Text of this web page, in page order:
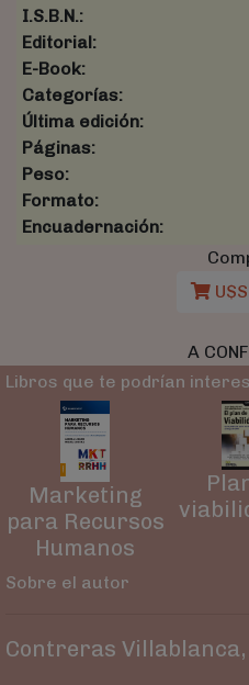
I.S.B.N.:
Editorial:
E-Book:
Categorías:
Última edición:
Páginas:
Peso:
Formato:
Encuadernación:
A
Libros que te podrían
Marketing
para Recursos
Humanos
Sobre el autor
Contreras Villablanca,